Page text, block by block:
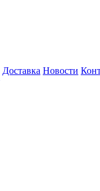
Доставка Новости